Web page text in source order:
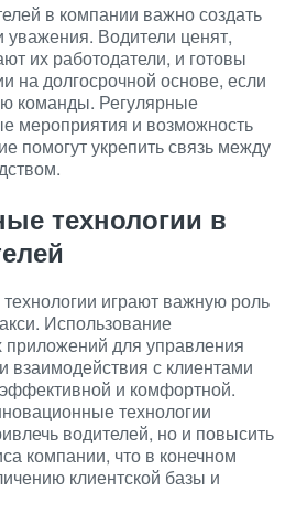
в компании важно создать
Водители ценят,
их работодатели, и готовы
на долгосрочной основе, если
команды. Регулярные
мероприятия и возможность
помогут укрепить связь между
технологии в
играют важную роль
Использование
для управления
взаимодействия с клиентами
и комфортной.
технологии
водителей, но и повысить
компании, что в конечном
клиентской базы и